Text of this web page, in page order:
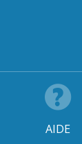
AIDE